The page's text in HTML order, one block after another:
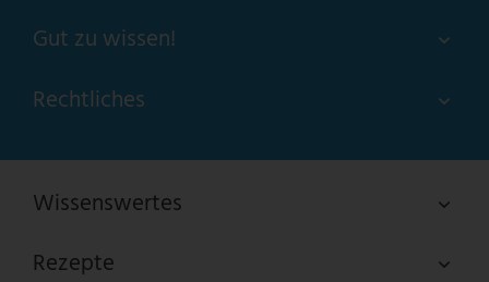
Gut zu wissen!
Rechtliches
Wissenswertes
Rezepte